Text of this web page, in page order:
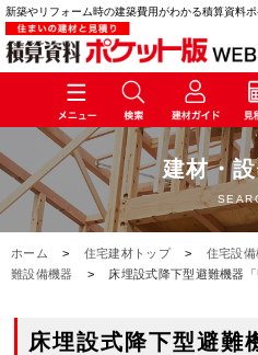
新築やリフォーム時の建築費用がわかる積算資料ポ
建材・
ホーム > 住宅建材トップ > 住宅設備
難設備機器
> 床埋設式降下型避難機器「
床埋設式降下型避難